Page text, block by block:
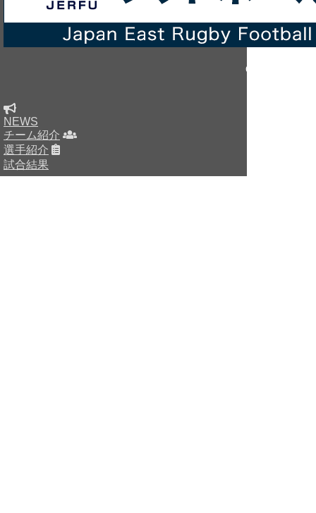
Copyright ©
NEWS
チーム紹介
選手紹介
試合結果